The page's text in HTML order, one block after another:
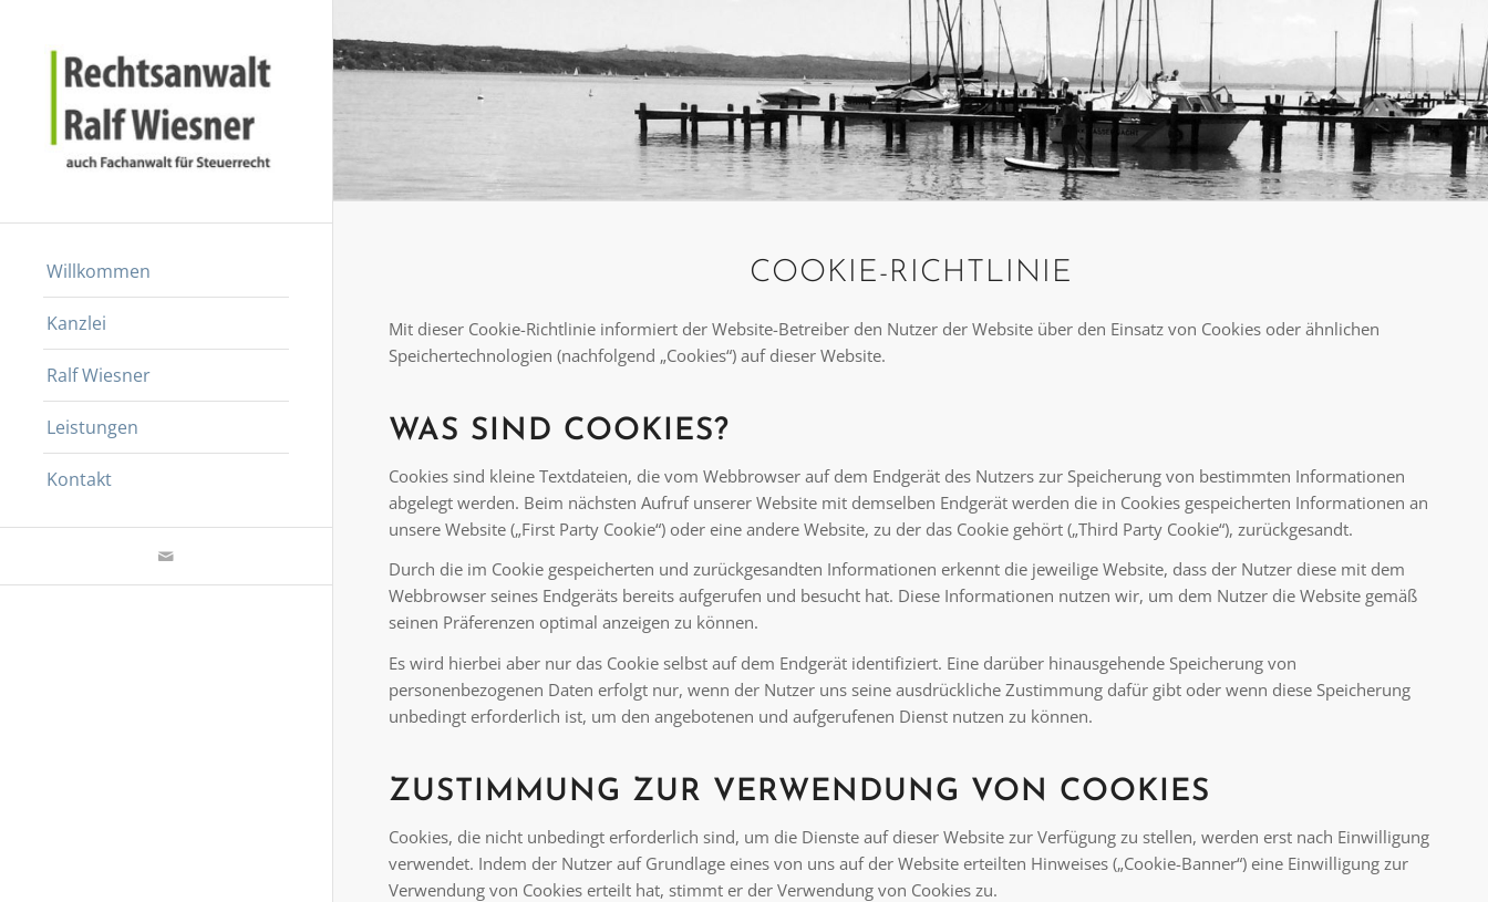
Willkommen
Kanzlei
Ralf Wiesner
Leistungen
Kontakt
COOKIE-RICHTLINIE
Mit dieser Cookie-Richtlinie informiert der Website-Betreiber den Nutzer der Website über den Einsatz von Cookies oder ähnlichen
Speichertechnologien (nachfolgend „Cookies“) auf dieser Website.
WAS SIND COOKIES?
Cookies sind kleine Textdateien, die vom Webbrowser auf dem Endgerät des Nutzers zur Speicherung von bestimmten Informationen
abgelegt werden. Beim nächsten Aufruf unserer Website mit demselben Endgerät werden die in Cookies gespeicherten Informationen an
unsere Website („First Party Cookie“) oder eine andere Website, zu der das Cookie gehört („Third Party Cookie“), zurückgesandt.
Durch die im Cookie gespeicherten und zurückgesandten Informationen erkennt die jeweilige Website, dass der Nutzer diese mit dem
Webbrowser seines Endgeräts bereits aufgerufen und besucht hat. Diese Informationen nutzen wir, um dem Nutzer die Website gemäß
seinen Präferenzen optimal anzeigen zu können.
Es wird hierbei aber nur das Cookie selbst auf dem Endgerät identifiziert. Eine darüber hinausgehende Speicherung von
personenbezogenen Daten erfolgt nur, wenn der Nutzer uns seine ausdrückliche Zustimmung dafür gibt oder wenn diese Speicherung
unbedingt erforderlich ist, um den angebotenen und aufgerufenen Dienst nutzen zu können.
ZUSTIMMUNG ZUR VERWENDUNG VON COOKIES
Cookies, die nicht unbedingt erforderlich sind, um die Dienste auf dieser Website zur Verfügung zu stellen, werden erst nach Einwilligung
verwendet. Indem der Nutzer auf Grundlage eines von uns auf der Website erteilten Hinweises („Cookie-Banner“) eine Einwilligung zur
Verwendung von Cookies erteilt hat, stimmt er der Verwendung von Cookies zu.